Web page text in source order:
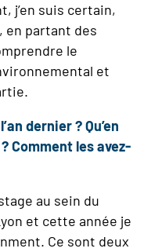
j’en suis certain,
en partant des
le
et
dernier ? Qu’en
Comment les avez-
au sein du
et cette année je
Ce sont deux